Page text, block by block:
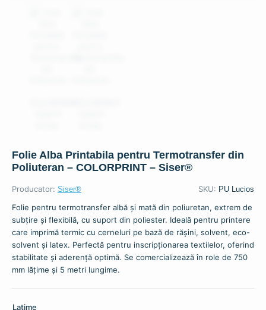
Folie Alba Printabila pentru Termotransfer din
Poliuteran – COLORPRINT – Siser®
Producator: Siser® SKU: PU Lucios
Folie pentru termotransfer albă și mată din poliuretan, extrem de
subțire și flexibilă, cu suport din poliester. Ideală pentru printere
care imprimă termic cu cerneluri pe bază de rășini, solvent, eco-
solvent și latex. Perfectă pentru inscripționarea textilelor, oferind
stabilitate și aderență optimă. Se comercializează în role de 750
mm lățime și 5 metri lungime.
Latime